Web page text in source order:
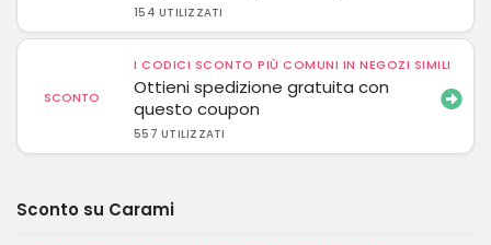
154 UTILIZZATI
SCONTO
I CODICI SCONTO PIÙ COMUNI IN NEGOZI SIMILI
Ottieni spedizione gratuita con
questo coupon
557 UTILIZZATI
Sconto su Carami